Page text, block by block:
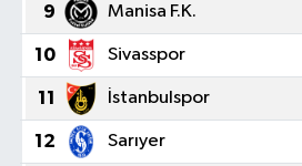
9 Manisa F.K.
10 Sivasspor
11 İstanbulspor
12 Sarıyer